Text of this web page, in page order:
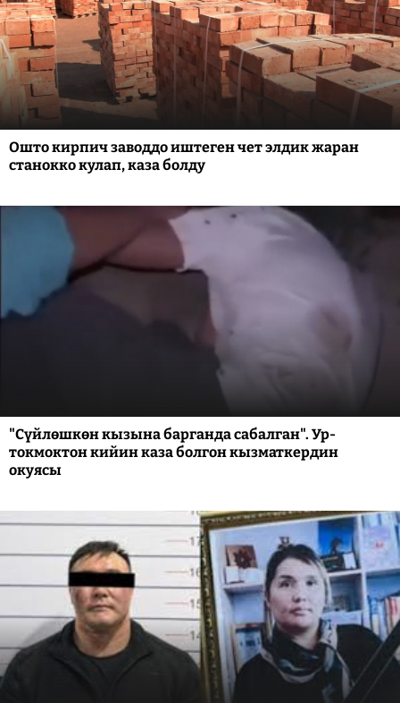
Ошто кирпич заводдо иштеген чет элдик жаран
станокко кулап, каза болду
"Сүйлөшкөн кызына барганда сабалган". Ур-
токмоктон кийин каза болгон кызматкердин
окуясы